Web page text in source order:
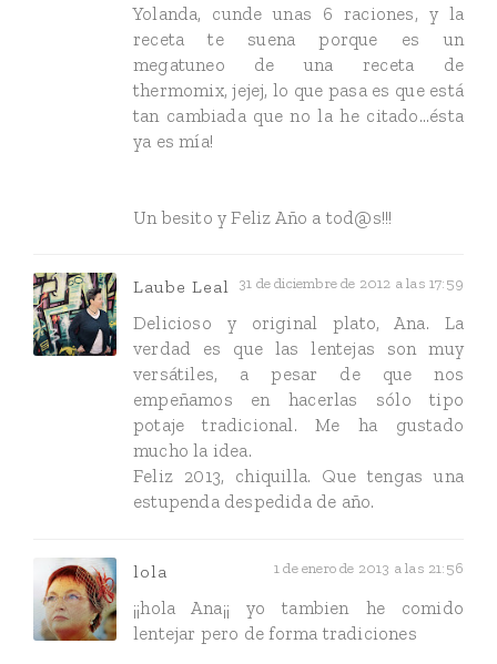
Yolanda, cunde unas 6 raciones, y la
receta te suena porque es un
megatuneo de una receta de
thermomix, jejej, lo que pasa es que está
tan cambiada que no la he citado...ésta
ya es mía!
Un besito y Feliz Año a tod@s!!!
Laube Leal 31 de diciembre de 2012 a las 17:59
Delicioso y original plato, Ana. La
verdad es que las lentejas son muy
versátiles, a pesar de que nos
empeñamos en hacerlas sólo tipo
potaje tradicional. Me ha gustado
mucho la idea.
Feliz 2013, chiquilla. Que tengas una
estupenda despedida de año.
lola 1 de enero de 2013 a las 21:56
¡¡hola Ana¡¡ yo tambien he comido
lentejar pero de forma tradiciones